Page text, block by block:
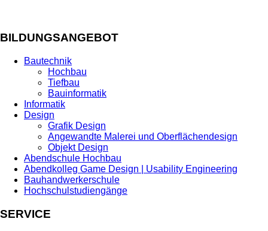
BILDUNGSANGEBOT
Bautechnik
Hochbau
Tiefbau
Bauinformatik
Informatik
Design
Grafik Design
Angewandte Malerei und Oberflächendesign
Objekt Design
Abendschule Hochbau
Abendkolleg Game Design | Usability Engineering
Bauhandwerkerschule
Hochschulstudiengänge
SERVICE